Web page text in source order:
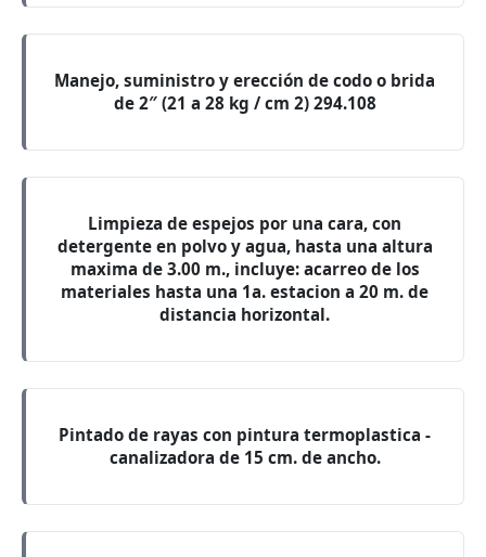
Manejo, suministro y erección de codo o brida
de 2″ (21 a 28 kg / cm 2) 294.108
Limpieza de espejos por una cara, con
detergente en polvo y agua, hasta una altura
maxima de 3.00 m., incluye: acarreo de los
materiales hasta una 1a. estacion a 20 m. de
distancia horizontal.
Pintado de rayas con pintura termoplastica -
canalizadora de 15 cm. de ancho.